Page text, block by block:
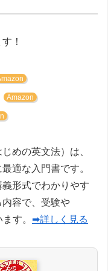
！
Amazon
めの英文法）は、
適な入門書です。
形式でわかりやす
内容で、受験や
す。 ➡詳しく見る